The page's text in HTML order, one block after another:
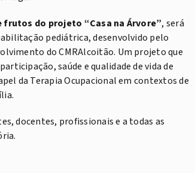
frutos do projeto “Casa na Árvore”, será
pediátrica, desenvolvido pelo
do CMRAlcoitão. Um projeto que
saúde e qualidade de vida de
da Terapia Ocupacional em contextos de
docentes, profissionais e a todas as